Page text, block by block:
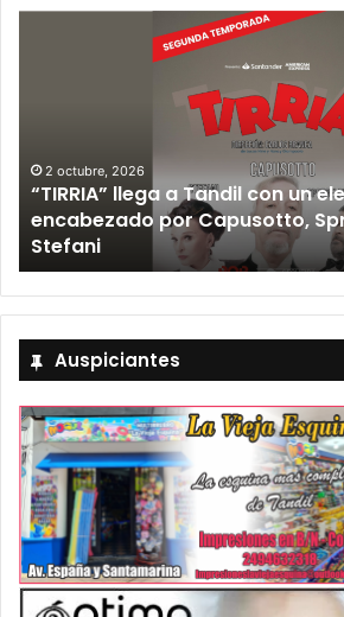
2 octubre, 2026
“TIRRIA” llega a Tandil con un
encabezado por Capusotto,
Stefani
Auspiciantes